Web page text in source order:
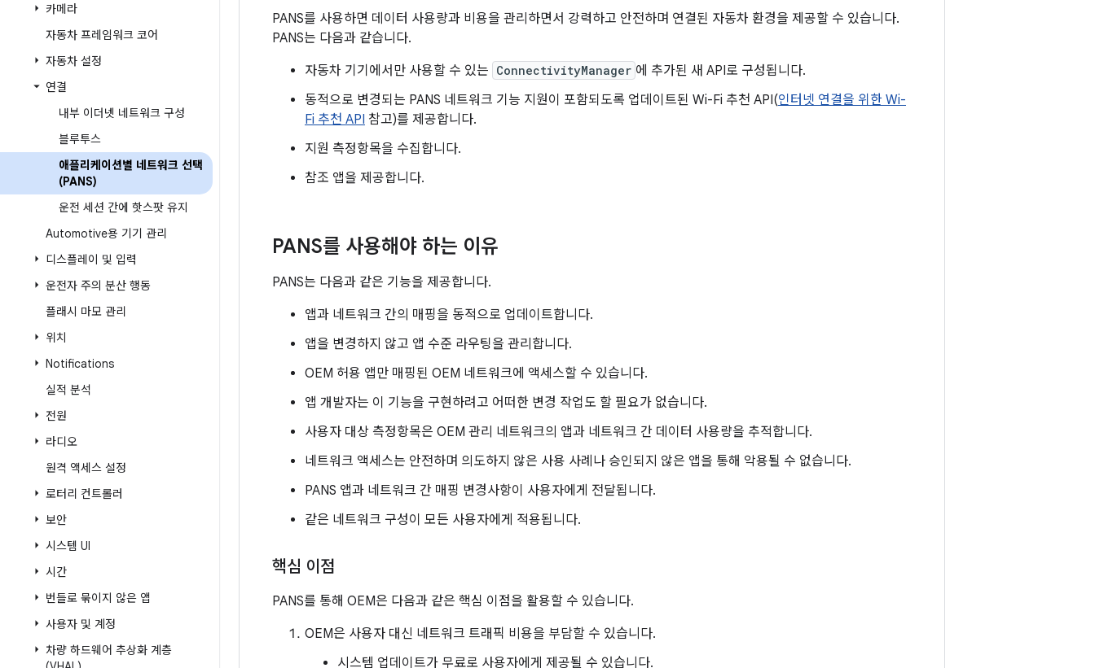
카메라
자동차 프레임워크 코어
자동차 설정
연결
내부 이더넷 네트워크 구성
블루투스
애플리케이션별 네트워크 선택
(PANS)
운전 세션 간에 핫스팟 유지
Automotive용 기기 관리
디스플레이 및 입력
운전자 주의 분산 행동
플래시 마모 관리
위치
Notifications
실적 분석
전원
라디오
원격 액세스 설정
로터리 컨트롤러
보안
시스템 UI
시간
번들로 묶이지 않은 앱
사용자 및 계정
차량 하드웨어 추상화 계층
PANS를 사용하면 데이터 사용량과 비용을 관리하면서 강력하고 안전하며 연결된 자동차 환경을 제공할 수 있습니다.
PANS는 다음과 같습니다.
자동차 기기에서만 사용할 수 있는 ConnectivityManager 에 추가된 새 API로 구성됩니다.
동적으로 변경되는 PANS 네트워크 기능 지원이 포함되도록 업데이트된 Wi-Fi 추천 API(인터넷 연결을 위한 Wi-
Fi 추천 API 참고)를 제공합니다.
지원 측정항목을 수집합니다.
참조 앱을 제공합니다.
PANS를 사용해야 하는 이유
PANS는 다음과 같은 기능을 제공합니다.
앱과 네트워크 간의 매핑을 동적으로 업데이트합니다.
앱을 변경하지 않고 앱 수준 라우팅을 관리합니다.
OEM 허용 앱만 매핑된 OEM 네트워크에 액세스할 수 있습니다.
앱 개발자는 이 기능을 구현하려고 어떠한 변경 작업도 할 필요가 없습니다.
사용자 대상 측정항목은 OEM 관리 네트워크의 앱과 네트워크 간 데이터 사용량을 추적합니다.
네트워크 액세스는 안전하며 의도하지 않은 사용 사례나 승인되지 않은 앱을 통해 악용될 수 없습니다.
PANS 앱과 네트워크 간 매핑 변경사항이 사용자에게 전달됩니다.
같은 네트워크 구성이 모든 사용자에게 적용됩니다.
핵심 이점
PANS를 통해 OEM은 다음과 같은 핵심 이점을 활용할 수 있습니다.
OEM은 사용자 대신 네트워크 트래픽 비용을 부담할 수 있습니다.
시스템 업데이트가 무료로 사용자에게 제공될 수 있습니다.